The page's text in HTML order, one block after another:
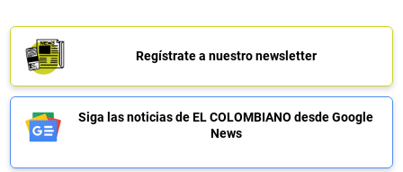
Regístrate a nuestro newsletter
Siga las noticias de EL COLOMBIANO desde Google
News